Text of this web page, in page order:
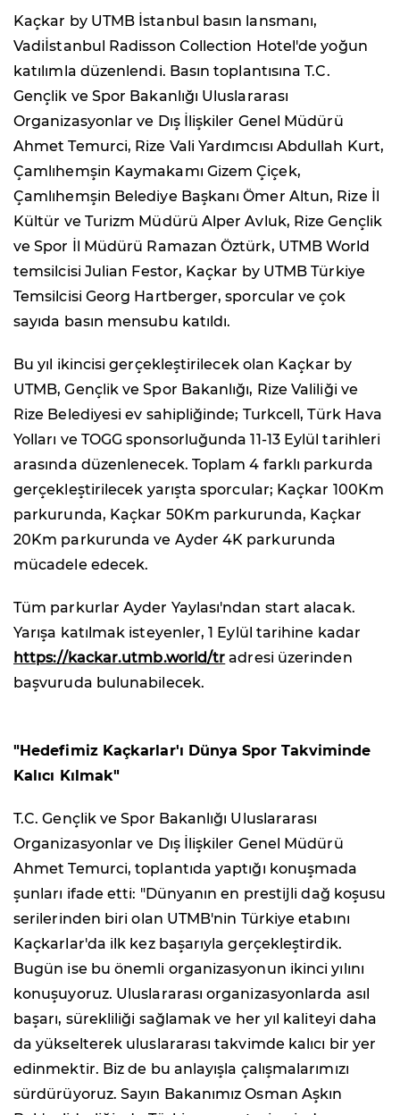
Kaçkar by UTMB İstanbul basın lansmanı,
Vadiİstanbul Radisson Collection Hotel'de yoğun
katılımla düzenlendi. Basın toplantısına T.C.
Gençlik ve Spor Bakanlığı Uluslararası
Organizasyonlar ve Dış İlişkiler Genel Müdürü
Ahmet Temurci, Rize Vali Yardımcısı Abdullah Kurt,
Çamlıhemşin Kaymakamı Gizem Çiçek,
Çamlıhemşin Belediye Başkanı Ömer Altun, Rize İl
Kültür ve Turizm Müdürü Alper Avluk, Rize Gençlik
ve Spor İl Müdürü Ramazan Öztürk, UTMB World
temsilcisi Julian Festor, Kaçkar by UTMB Türkiye
Temsilcisi Georg Hartberger, sporcular ve çok
sayıda basın mensubu katıldı.
Bu yıl ikincisi gerçekleştirilecek olan Kaçkar by
UTMB, Gençlik ve Spor Bakanlığı, Rize Valiliği ve
Rize Belediyesi ev sahipliğinde; Turkcell, Türk Hava
Yolları ve TOGG sponsorluğunda 11-13 Eylül tarihleri
arasında düzenlenecek. Toplam 4 farklı parkurda
gerçekleştirilecek yarışta sporcular; Kaçkar 100Km
parkurunda, Kaçkar 50Km parkurunda, Kaçkar
20Km parkurunda ve Ayder 4K parkurunda
mücadele edecek.
Tüm parkurlar Ayder Yaylası'ndan start alacak.
Yarışa katılmak isteyenler, 1 Eylül tarihine kadar
https://kackar.utmb.world/tr adresi üzerinden
başvuruda bulunabilecek.
"Hedefimiz Kaçkarlar'ı Dünya Spor Takviminde
Kalıcı Kılmak"
T.C. Gençlik ve Spor Bakanlığı Uluslararası
Organizasyonlar ve Dış İlişkiler Genel Müdürü
Ahmet Temurci, toplantıda yaptığı konuşmada
şunları ifade etti: "Dünyanın en prestijli dağ koşusu
serilerinden biri olan UTMB'nin Türkiye etabını
Kaçkarlar'da ilk kez başarıyla gerçekleştirdik.
Bugün ise bu önemli organizasyonun ikinci yılını
konuşuyoruz. Uluslararası organizasyonlarda asıl
başarı, sürekliliği sağlamak ve her yıl kaliteyi daha
da yükselterek uluslararası takvimde kalıcı bir yer
edinmektir. Biz de bu anlayışla çalışmalarımızı
sürdürüyoruz. Sayın Bakanımız Osman Aşkın